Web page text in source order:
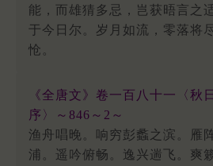
能，而雄猜多忌，岂获晤言之
于今日尔。岁月如流，零落将
怆。
《全唐文》卷一百八十一〈秋
序〉～846～2～
渔舟唱晚。响穷彭蠡之滨。雁
浦。遥吟俯畅。逸兴遄飞。爽